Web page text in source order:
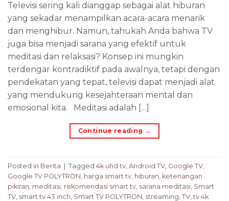
Televisi sering kali dianggap sebagai alat hiburan
yang sekadar menampilkan acara-acara menarik
dan menghibur. Namun, tahukah Anda bahwa TV
juga bisa menjadi sarana yang efektif untuk
meditasi dan relaksasi? Konsep ini mungkin
terdengar kontradiktif pada awalnya, tetapi dengan
pendekatan yang tepat, televisi dapat menjadi alat
yang mendukung kesejahteraan mental dan
emosional kita. Meditasi adalah […]
Continue reading →
Posted in Berita Tagged 4k uhd tv Android TV Google TV
Google TV POLYTRON harga smart tv hiburan ketenangan
pikiran meditasi rekomendasi smart tv sarana meditasi Smart
TV smart tv 43 inch Smart TV POLYTRON streaming TV tv 4k